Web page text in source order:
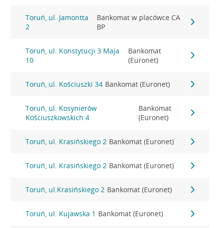
Toruń, ul. Jamontta
2
Bankomat w placówce CA
BP
Toruń, ul. Konstytucji 3 Maja
10
Bankomat
(Euronet)
Toruń, ul. Kościuszki 34 Bankomat (Euronet)
Toruń, ul. Kosynierów
Kościuszkowskich 4
Bankomat
(Euronet)
Toruń, ul. Krasińskiego 2 Bankomat (Euronet)
Toruń, ul. Krasińskiego 2 Bankomat (Euronet)
Toruń, ul.Krasińskiego 2 Bankomat (Euronet)
Toruń, ul. Kujawska 1 Bankomat (Euronet)